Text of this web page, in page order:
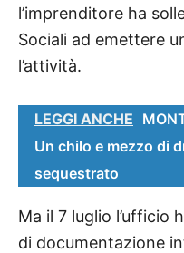
l’imprenditore ha
Sociali ad emettere
l’attività.
LEGGI ANCHE
Un chilo e mezzo di
sequestrato
Ma il 7 luglio l’ufficio
di documentazione